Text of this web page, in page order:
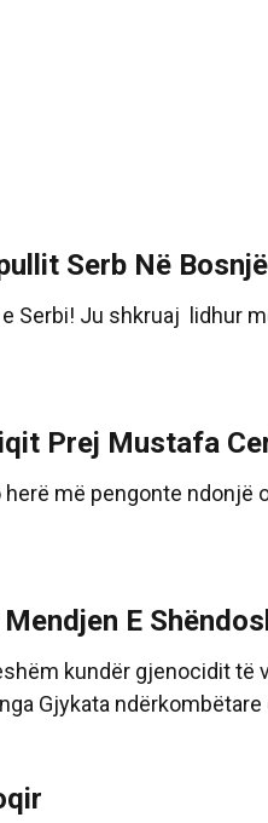
Serb Në
Serbi! Ju shkruaj lidhur
Prej Mustafa
më pengonte ndonjë
E
kundër gjenocidit të
Gjykata ndërkombëtare